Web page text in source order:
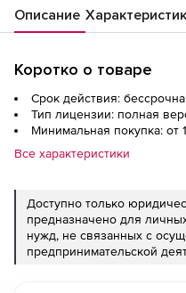
Описание
Коротко о товаре
Срок действия:
Тип лицензии: полная
Минимальная покупка: от
Все характеристики
Доступно только
предназначено для
нужд, не связанных с
предпринимательской